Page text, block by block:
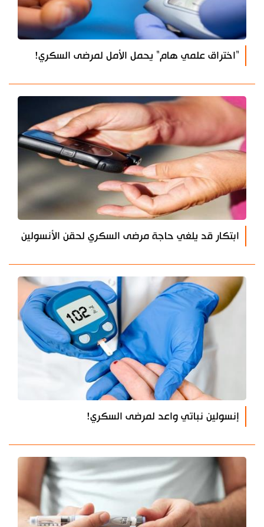
"اختراق علمي هام" يحمل الأمل لمرضى السكري!
ابتكار قد يلغي حاجة مرضى السكري لحقن الأنسولين
إنسولين نباتي واعد لمرضى السكري!